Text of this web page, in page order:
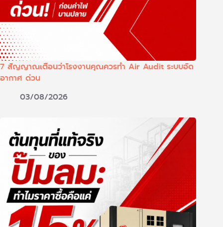
7 สัญญาณเตือนว่าโรงงานคุณควรทำ Air Audit ระบบอัด
อากาศ ด่วน
03/08/2026